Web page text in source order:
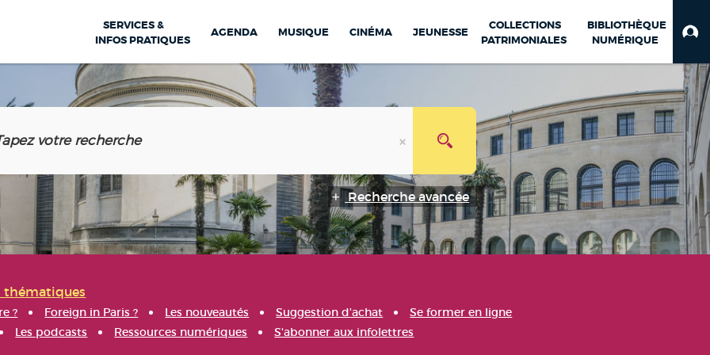
SERVICES &
INFOS PRATIQUES
AGENDA MUSIQUE CINÉMA JEUNESSE
COLLECTIONS
PATRIMONIALES
BIBLIOTHÈQUE
NUMÉRIQUE
Recherche avancée
thématiques
? Foreign in Paris ? Les nouveautés Suggestion d'achat
Se former en ligne
Les podcasts Ressources numériques S'abonner aux infolettres